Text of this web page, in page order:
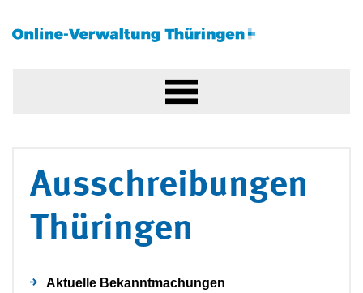
Ausschreibungen
Thüringen
Aktuelle Bekanntmachungen